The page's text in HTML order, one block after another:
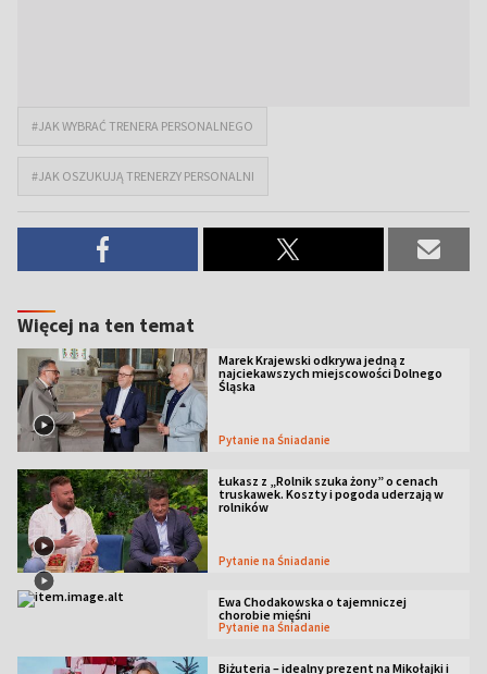
#JAK WYBRAĆ TRENERA PERSONALNEGO
#JAK OSZUKUJĄ TRENERZY PERSONALNI
Więcej na ten temat
Marek Krajewski odkrywa jedną z
najciekawszych miejscowości Dolnego
Śląska
Pytanie na Śniadanie
Łukasz z „Rolnik szuka żony” o cenach
truskawek. Koszty i pogoda uderzają w
rolników
Pytanie na Śniadanie
Ewa Chodakowska o tajemniczej
chorobie mięśni
Pytanie na Śniadanie
Biżuteria – idealny prezent na Mikołajki i